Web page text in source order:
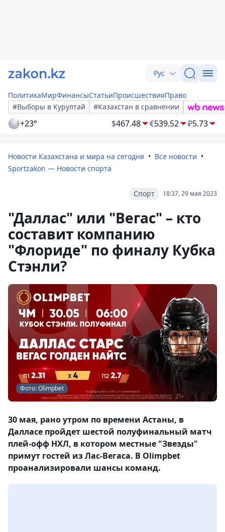
Рус
ПолитикаМирФинансыСтатьиПроисшествияПраво
#Выборы в Курултай
#Казахстан в сравнении
+23° $467.48 €539.52 ₽5.73
Новости Казахстана и мира на сегодня
Все новости
Sportzakon — Новости спорта
18:37, 29 мая 2023
Спорт
"Даллас" или "Вегас" – кто
составит компанию
"Флориде" по финалу Кубка
Стэнли?
Фото: Olimpbet
30 мая, рано утром по времени Астаны, в
Далласе пройдет шестой полуфинальный матч
плей-офф НХЛ, в котором местные "Звезды"
примут гостей из Лас-Вегаса. В Olimpbet
проанализировали шансы команд.